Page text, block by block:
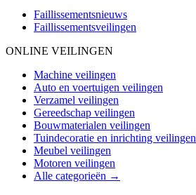
Faillissementsnieuws
Faillissementsveilingen
ONLINE VEILINGEN
Machine veilingen
Auto en voertuigen veilingen
Verzamel veilingen
Gereedschap veilingen
Bouwmaterialen veilingen
Tuindecoratie en inrichting veilingen
Meubel veilingen
Motoren veilingen
Alle categorieën →